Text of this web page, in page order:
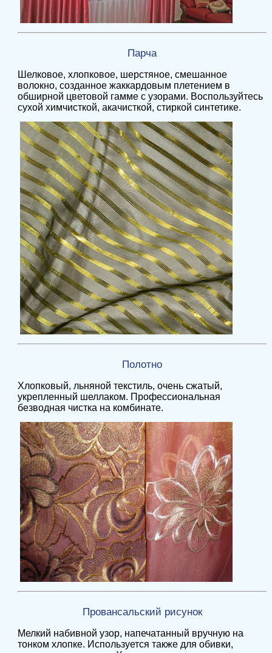
Парча
Шелковое, хлопковое, шерстяное, смешанное
волокно, созданное жаккардовым плетением в
обширной цветовой гамме с узорами. Воспользуйтесь
сухой химчисткой, акачисткой, стиркой синтетике.
Полотно
Хлопковый, льняной текстиль, очень сжатый,
укрепленный шеллаком. Профессиональная
безводная чистка на комбинате.
Провансальский рисунок
Мелкий набивной узор, напечатанный вручную на
тонком хлопке. Используется также для обивки,